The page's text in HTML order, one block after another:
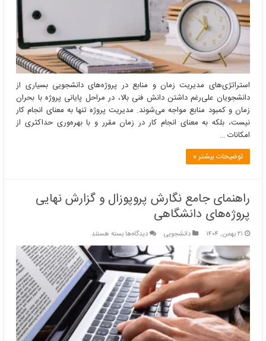
استراتژی‌های مدیریت زمان و منابع در پروژه‌های دانشجویی بسیاری از
دانشجویان علی‌رغم داشتن دانش فنی بالا، در مراحل پایانی پروژه با بحران
زمان و کمبود منابع مواجه می‌شوند. مدیریت پروژه تنها به معنای انجام کار
نیست، بلکه به معنای انجام کار در زمان مقرر و با بهره‌وری حداکثری از
امکانات …
توضیحات بیشتر »
راهنمای جامع نگارش پروپوزال و گزارش نهایی
پروژه‌های دانشگاهی
۲۱ بهمن, ۱۴۰۴ دانشجویی دیدگاه‌هابرای
راهنمای
جامع
نگارش
پروپوزال
و
گزارش
نهایی
پروژه‌های
دانشگاهی
بسته هستند